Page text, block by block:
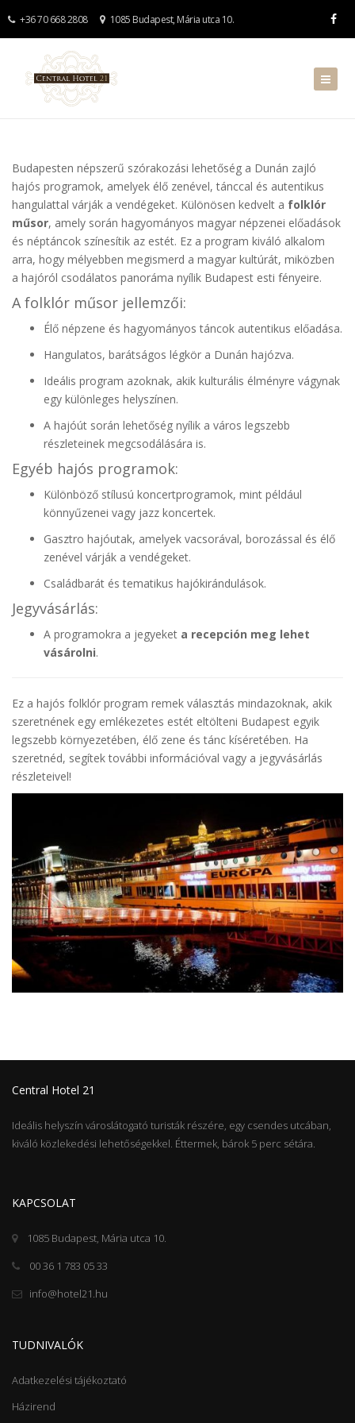
+36 70 668 2808 1085 Budapest, Mária utca 10.
Budapesten népszerű szórakozási lehetőség a Dunán zajló
hajós programok, amelyek élő zenével, tánccal és autentikus
hangulattal várják a vendégeket. Különösen kedvelt a folklór
műsor, amely során hagyományos magyar népzenei előadások
és néptáncok színesítik az estét. Ez a program kiváló alkalom
arra, hogy mélyebben megismerd a magyar kultúrát, miközben
a hajóról csodálatos panoráma nyílik Budapest esti fényeire.
A folklór műsor jellemzői:
Élő népzene és hagyományos táncok autentikus előadása.
Hangulatos, barátságos légkör a Dunán hajózva.
Ideális program azoknak, akik kulturális élményre vágynak
egy különleges helyszínen.
A hajóút során lehetőség nyílik a város legszebb
részleteinek megcsodálására is.
Egyéb hajós programok:
Különböző stílusú koncertprogramok, mint például
könnyűzenei vagy jazz koncertek.
Gasztro hajóutak, amelyek vacsorával, borozással és élő
zenével várják a vendégeket.
Családbarát és tematikus hajókirándulások.
Jegyvásárlás:
A programokra a jegyeket a recepción meg lehet
vásárolni.
Ez a hajós folklór program remek választás mindazoknak, akik
szeretnének egy emlékezetes estét eltölteni Budapest egyik
legszebb környezetében, élő zene és tánc kíséretében. Ha
szeretnéd, segítek további információval vagy a jegyvásárlás
részleteivel!
Central Hotel 21
Ideális helyszín városlátogató turisták részére, egy csendes utcában,
kiváló közlekedési lehetőségekkel. Éttermek, bárok 5 perc sétára.
KAPCSOLAT
1085 Budapest, Mária utca 10.
00 36 1 783 05 33
info@hotel21.hu
TUDNIVALÓK
Adatkezelési tájékoztató
Házirend